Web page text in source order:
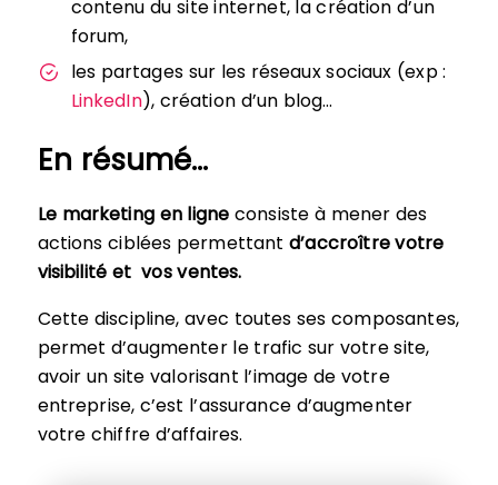
contenu du site internet, la création d’un
forum,
les partages sur les réseaux sociaux (exp :
LinkedIn), création d’un blog…
En résumé…
Le marketing en ligne consiste à mener des
actions ciblées permettantd’accroître votre
visibilité et vos ventes.
Cette discipline, avec toutes ses composantes,
permet d’augmenter le trafic sur votre site,
avoir un site valorisant l’image de votre
entreprise, c’est l’assurance d’augmenter
votre chiffre d’affaires.